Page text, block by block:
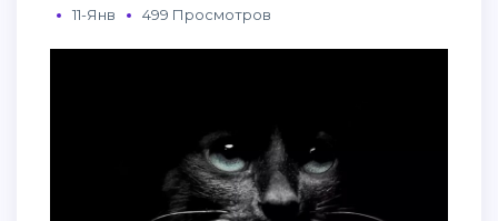
11-Янв 499 Просмотров